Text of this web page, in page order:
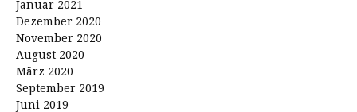
Januar 2021
Dezember 2020
November 2020
August 2020
März 2020
September 2019
Juni 2019